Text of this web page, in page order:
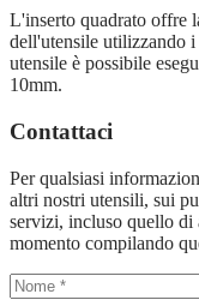
L'inserto quadrato offre
dell'utensile utilizzando
utensile è possibile
10mm.
Contattaci
Per qualsiasi
altri nostri utensili, sui
servizi, incluso quello di
momento compilando